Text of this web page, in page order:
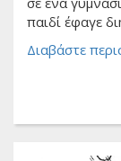
παιδί έφαγε
Διαβάστε